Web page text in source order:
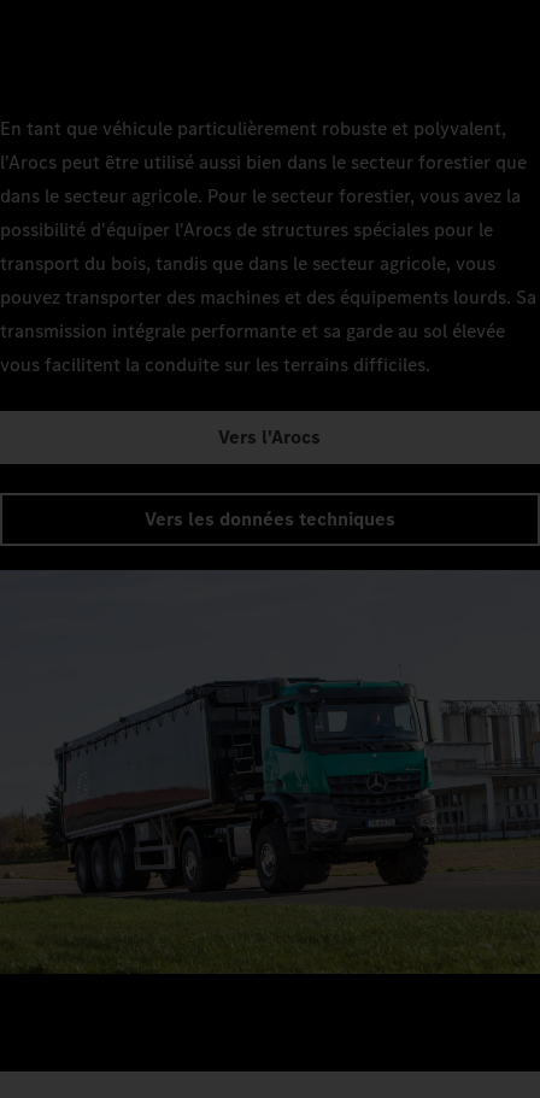
En tant que véhicule particulièrement robuste et polyvalent,
l'Arocs peut être utilisé aussi bien dans le secteur forestier que
dans le secteur agricole. Pour le secteur forestier, vous avez la
possibilité d'équiper l'Arocs de structures spéciales pour le
transport du bois, tandis que dans le secteur agricole, vous
pouvez transporter des machines et des équipements lourds. Sa
transmission intégrale performante et sa garde au sol élevée
vous facilitent la conduite sur les terrains difficiles.
Vers l'Arocs
Vers les données techniques